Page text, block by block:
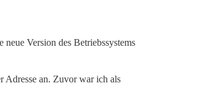
Version des Betriebssystems
Adresse an. Zuvor war ich als